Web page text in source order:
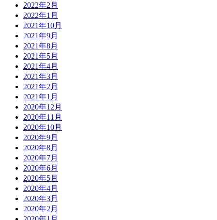
2022年2月
2022年1月
2021年10月
2021年9月
2021年8月
2021年5月
2021年4月
2021年3月
2021年2月
2021年1月
2020年12月
2020年11月
2020年10月
2020年9月
2020年8月
2020年7月
2020年6月
2020年5月
2020年4月
2020年3月
2020年2月